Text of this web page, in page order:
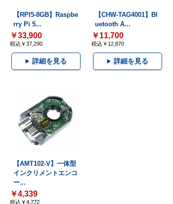
【RPI5-8GB】Raspbe
rry Pi 5...
￥33,900
税込￥37,290
詳細を見る
【CHW-TAG4001】Bl
uetooth A...
￥11,700
税込￥12,870
詳細を見る
【AMT102-V】一体型
インクリメントエンコ
ー...
￥4,339
税込￥4,772